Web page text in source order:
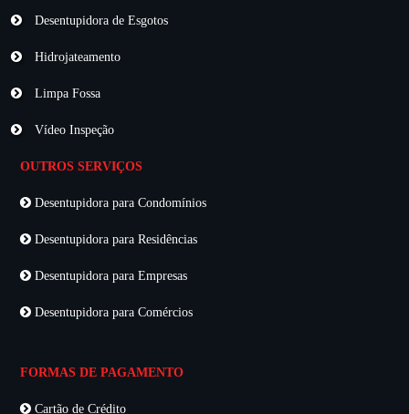
Desentupidora de Esgotos
Hidrojateamento
Limpa Fossa
Vídeo Inspeção
OUTROS SERVIÇOS
Desentupidora para Condomínios
Desentupidora para Residências
Desentupidora para Empresas
Desentupidora para Comércios
FORMAS DE PAGAMENTO
Cartão de Crédito